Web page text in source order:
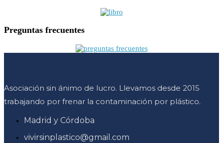
Preguntas frecuentes
Asociación sin ánimo de lucro. Llevamos desde 2015
trabajando por frenar la contaminación por plástico.
Madrid y Córdoba
vivirsinplastico@gmail.com